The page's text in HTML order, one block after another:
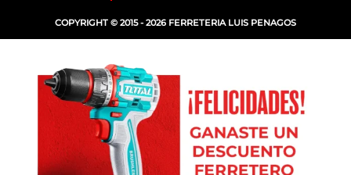
COPYRIGHT © 2015 - 2026 FERRETERIA LUIS PENAGOS